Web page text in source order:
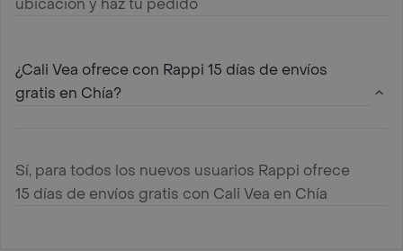
ubicación y haz tu pedido
¿Cali Vea ofrece con Rappi 15 días de envíos
gratis en Chía?
Sí, para todos los nuevos usuarios Rappi ofrece
15 días de envíos gratis con Cali Vea en Chía